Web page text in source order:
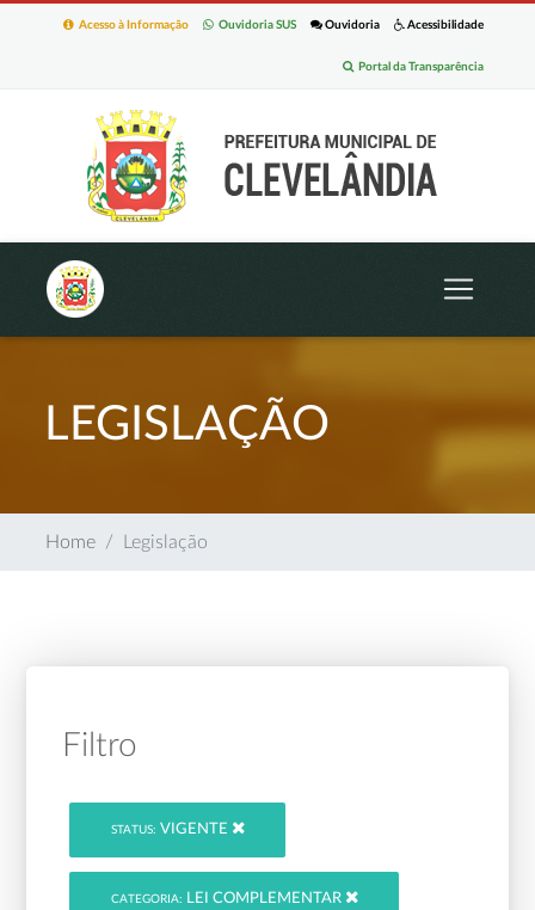
Acessibilidade
Ouvidoria
Ouvidoria SUS
Acesso à Informação
Portal da Transparência
LEGISLAÇÃO
Home Legislação
Filtro
STATUS: VIGENTE
CATEGORIA: LEI COMPLEMENTAR